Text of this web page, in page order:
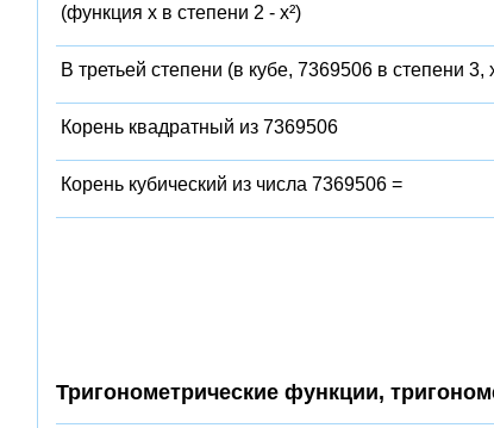
(функция x в степени 2 - x²)
В третьей степени (в кубе, 7369506 в степени 3,
Корень квадратный из 7369506
Корень кубический из числа 7369506 =
Тригонометрические функции,